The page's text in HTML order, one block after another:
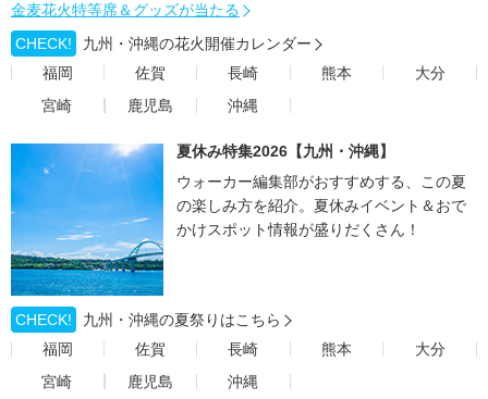
金麦花火特等席＆グッズが当たる
CHECK!
九州・沖縄の花火開催カレンダー
福岡
佐賀 長崎 熊本
大分
宮崎
鹿児島 沖縄
夏休み特集2026【九州・沖縄】
ウォーカー編集部がおすすめする、この夏
の楽しみ方を紹介。夏休みイベント＆おで
かけスポット情報が盛りだくさん！
CHECK!
九州・沖縄の夏祭りはこちら
福岡
佐賀 長崎 熊本
大分
宮崎
鹿児島 沖縄